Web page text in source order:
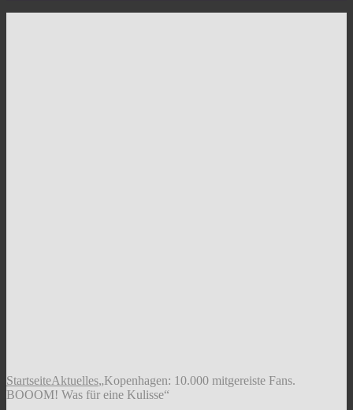
StartseiteAktuelles„Kopenhagen: 10.000 mitgereiste Fans.
BOOOM! Was für eine Kulisse“